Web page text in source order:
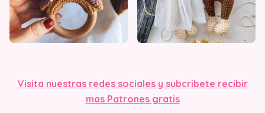
Visita nuestras redes sociales y subcribete recibir
mas Patrones gratis